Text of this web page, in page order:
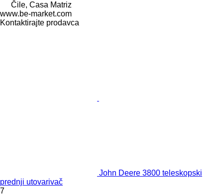
Čile, Casa Matriz
www.be-market.com
Kontaktirajte prodavca
John Deere 3800 teleskopski
prednji utovarivač
7